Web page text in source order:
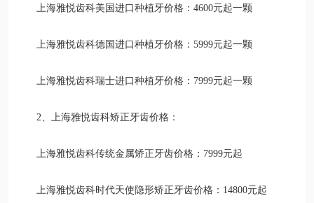
上海雅悦齿科美国进口种植牙价格：4600元起一颗
上海雅悦齿科德国进口种植牙价格：5999元起一颗
上海雅悦齿科瑞士进口种植牙价格：7999元起一颗
2、上海雅悦齿科矫正牙齿价格：
上海雅悦齿科传统金属矫正牙齿价格：7999元起
上海雅悦齿科时代天使隐形矫正牙齿价格：14800元起